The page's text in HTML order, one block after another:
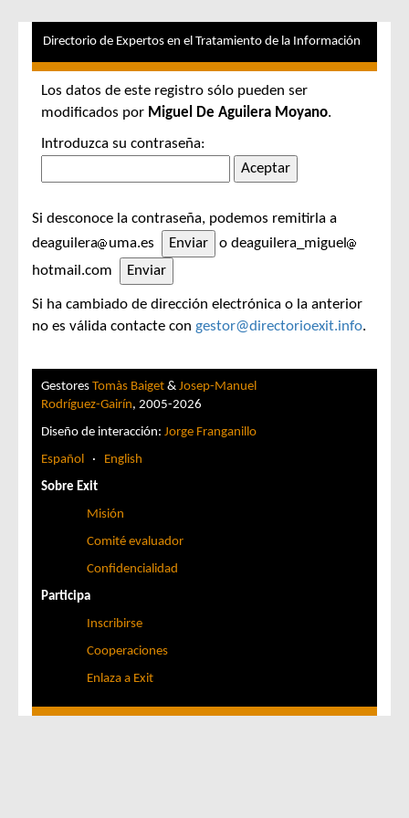
Directorio de Expertos en el Tratamiento de la Información
Los datos de este registro sólo pueden ser
modificados por Miguel De Aguilera Moyano.
Introduzca su contraseña:
Si desconoce la contraseña, podemos remitirla a
deaguilera
uma.es
o deaguilera_miguel
hotmail.com
Si ha cambiado de dirección electrónica o la anterior
no es válida contacte con gestor@directorioexit.info.
Gestores Tomàs Baiget & Josep-Manuel
Rodríguez-Gairín, 2005-2026
Diseño de interacción: Jorge Franganillo
Español · English
Sobre Exit
Misión
Comité evaluador
Confidencialidad
Participa
Inscribirse
Cooperaciones
Enlaza a Exit